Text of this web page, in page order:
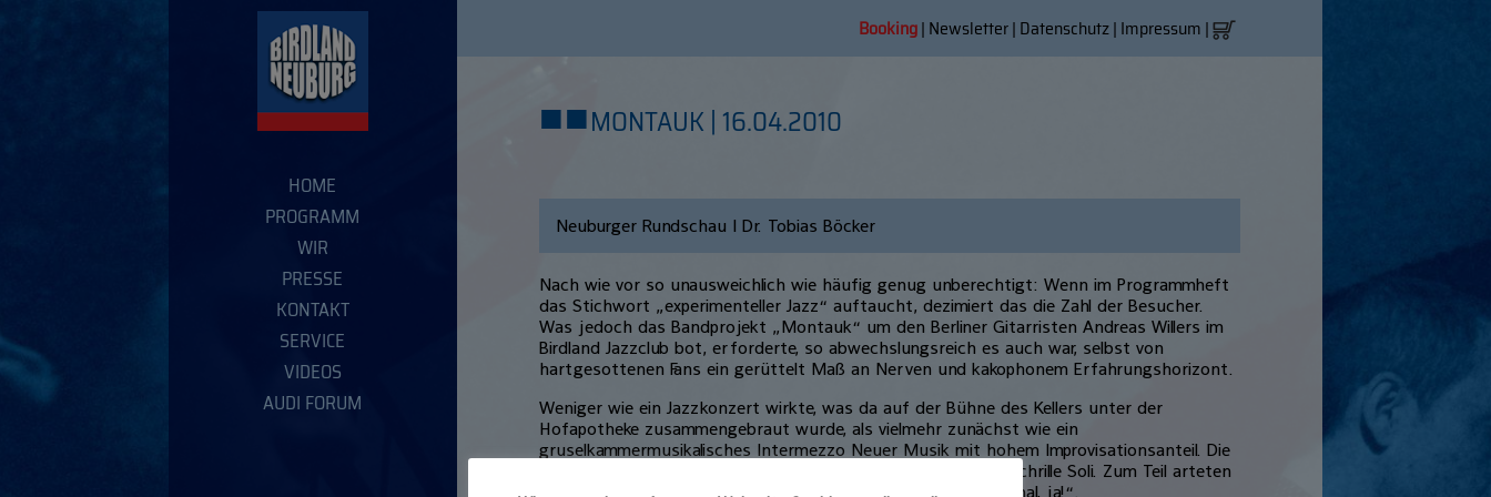
HOME
PROGRAMM
WIR
PRESSE
KONTAKT
SERVICE
VIDEOS
AUDI FORUM
Booking| Newsletter| Datenschutz| Impressum |
■■MONTAUK | 16.04.2010
Neuburger Rundschau | Dr. Tobias Böcker
Nach wie vor so unausweichlich wie häufig genug unberechtigt: Wenn im Programmheft
das Stichwort „experimenteller Jazz“ auftaucht, dezimiert das die Zahl der Besucher.
Was jedoch das Bandprojekt „Montauk“ um den Berliner Gitarristen Andreas Willers im
Birdland Jazzclub bot, erforderte, so abwechslungsreich es auch war, selbst von
hartgesottenen Fans ein gerüttelt Maß an Nerven und kakophonem Erfahrungshorizont.
Weniger wie ein Jazzkonzert wirkte, was da auf der Bühne des Kellers unter der
Hofapotheke zusammengebraut wurde, als vielmehr zunächst wie ein
gruselkammermusikalisches Intermezzo Neuer Musik mit hohem Improvisationsanteil. Die
einzelnen Akteure hatten ausgiebig Raum für laute, skurrile, schrille Soli. Zum Teil arteten
die aus zu reichlich autistischer Selbstgefälligkeit: „Grau normal, ja!“.